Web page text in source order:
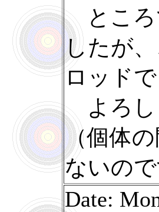
ところ
したが
ロッド
よろし
（個体
ないの
Date: